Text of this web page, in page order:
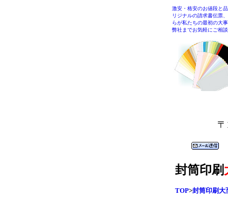
激安・格安のお値段と
リジナルの請求書伝票
らが私たちの最初の大
弊社までお気軽にご相
封筒印刷
TOP>封筒印刷大